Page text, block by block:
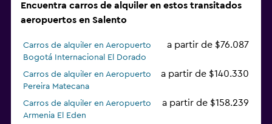
Encuentra carros de alquiler en estos transitados
aeropuertos en Salento
Carros de alquiler en Aeropuerto
Bogotá Internacional El Dorado
a partir de $76.087
Carros de alquiler en Aeropuerto
Pereira Matecana
a partir de $140.330
Carros de alquiler en Aeropuerto
Armenia El Eden
a partir de $158.239